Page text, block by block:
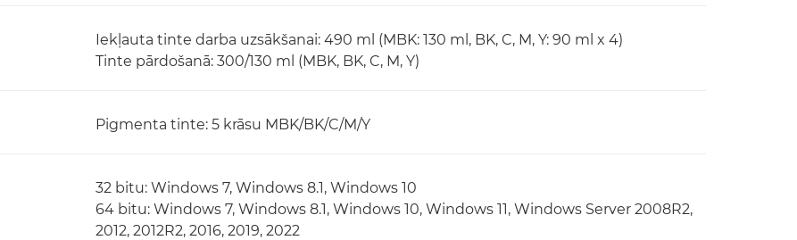
Iekļauta tinte darba uzsākšanai: 490 ml (MBK: 130 ml, BK, C, M, Y: 90 ml x 4)
Tinte pārdošanā: 300/130 ml (MBK, BK, C, M, Y)
Pigmenta tinte: 5 krāsu MBK/BK/C/M/Y
32 bitu: Windows 7, Windows 8.1, Windows 10
64 bitu: Windows 7, Windows 8.1, Windows 10, Windows 11, Windows Server 2008R2,
2012, 2012R2, 2016, 2019, 2022